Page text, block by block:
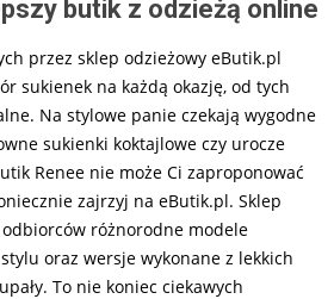
butik z odzieżą online
przez sklep odzieżowy eButik.pl
sukienek na każdą okazję, od tych
Na stylowe panie czekają wygodne
sukienki koktajlowe czy urocze
Renee nie może Ci zaproponować
zajrzyj na eButik.pl. Sklep
różnorodne modele
oraz wersje wykonane z lekkich
To nie koniec ciekawych